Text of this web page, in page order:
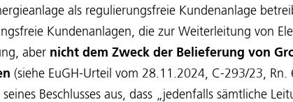
als regulierungsfreie Kundenanlage
Kundenanlagen, die zur Weiterleitung von
aber nicht dem Zweck der Belieferung von
(siehe EuGH-Urteil vom 28.11.2024, C-293/23,
Beschlusses aus, dass „jedenfalls sämtliche